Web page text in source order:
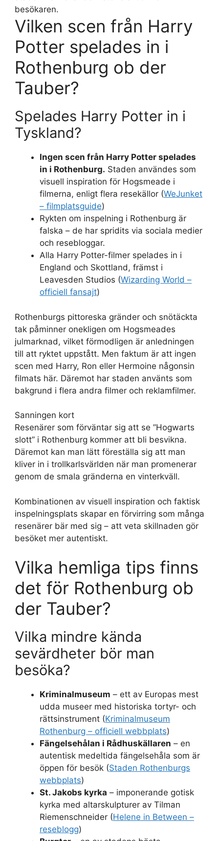
besökaren.
Vilken scen från Harry
Potter spelades in i
Rothenburg ob der
Tauber?
Spelades Harry Potter in i
Tyskland?
Ingen scen från Harry Potter spelades
in i Rothenburg. Staden användes som
visuell inspiration för Hogsmeade i
filmerna, enligt flera resekällor (WeJunket
– filmplatsguide)
Rykten om inspelning i Rothenburg är
falska – de har spridits via sociala medier
och resebloggar.
Alla Harry Potter-filmer spelades in i
England och Skottland, främst i
Leavesden Studios (Wizarding World –
officiell fansajt)
Rothenburgs pittoreska gränder och snötäckta
tak påminner onekligen om Hogsmeades
julmarknad, vilket förmodligen är anledningen
till att ryktet uppstått. Men faktum är att ingen
scen med Harry, Ron eller Hermoine någonsin
filmats här. Däremot har staden använts som
bakgrund i flera andra filmer och reklamfilmer.
Sanningen kort
Resenärer som förväntar sig att se ”Hogwarts
slott” i Rothenburg kommer att bli besvikna.
Däremot kan man lätt föreställa sig att man
kliver in i trollkarlsvärlden när man promenerar
genom de smala gränderna en vinterkväll.
Kombinationen av visuell inspiration och faktisk
inspelningsplats skapar en förvirring som många
resenärer bär med sig – att veta skillnaden gör
besöket mer autentiskt.
Vilka hemliga tips finns
det för Rothenburg ob
der Tauber?
Vilka mindre kända
sevärdheter bör man
besöka?
Kriminalmuseum – ett av Europas mest
udda museer med historiska tortyr- och
rättsinstrument (Kriminalmuseum
Rothenburg – officiell webbplats)
Fängelsehålan i Rådhuskällaren – en
autentisk medeltida fängelsehåla som är
öppen för besök (Staden Rothenburgs
webbplats)
St. Jakobs kyrka – imponerande gotisk
kyrka med altarskulpturer av Tilman
Riemenschneider (Helene in Between –
reseblogg)